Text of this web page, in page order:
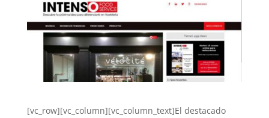
[vc_row][vc_column][vc_column_text]El destacado